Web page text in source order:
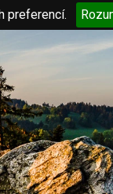
preferencí.